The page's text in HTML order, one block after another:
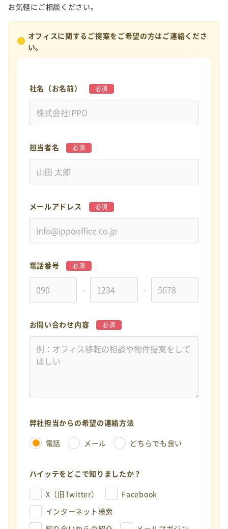
お気軽にご相談ください。
オフィスに関するご提案をご希望の方はご連絡くださ
い。
社名（お名前） 必須
担当者名 必須
メールアドレス 必須
電話番号 必須
お問い合わせ内容 必須
弊社担当からの希望の連絡方法
電話
メール どちらでも良い
ハイッテをどこで知りましたか？
X（旧Twitter）
Facebook
インターネット検索